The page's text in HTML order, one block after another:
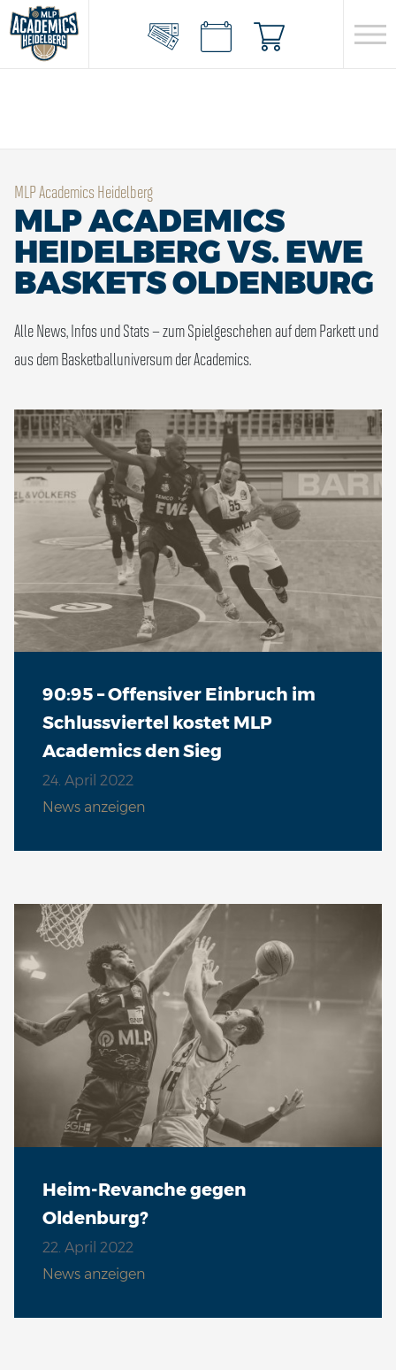
MLP Academics Heidelberg
MLP ACADEMICS
HEIDELBERG VS. EWE
BASKETS OLDENBURG
Alle News, Infos und Stats – zum Spielgeschehen auf dem Parkett und
aus dem Basketballuniversum der Academics.
90:95 – Offensiver Einbruch im
Schlussviertel kostet MLP
Academics den Sieg
24. April 2022
News anzeigen
Heim-Revanche gegen
Oldenburg?
22. April 2022
News anzeigen